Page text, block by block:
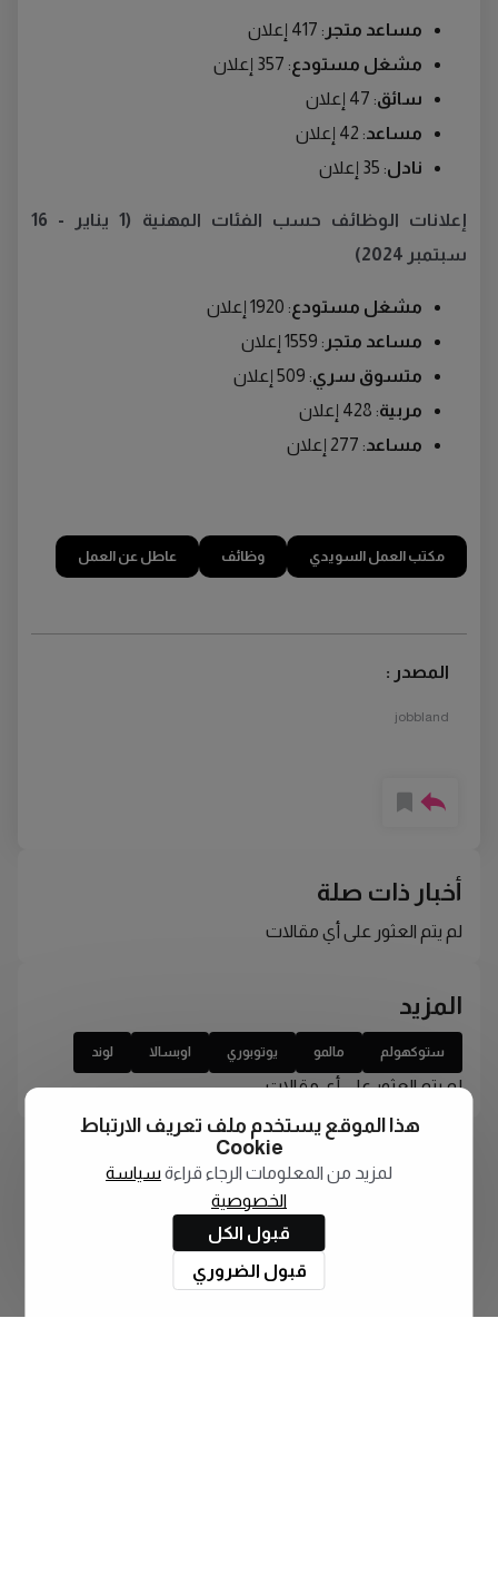
مساعد متجر : 417 إعلان
مشغل مستودع: 357 إعلان
سائق: 47 إعلان
مساعد: 42 إعلان
نادل: 35 إعلان
إعلانات الوظائف حسب الفئات المهنية (1 يناير - 16
سبتمبر 2024)
مشغل مستودع: 1920 إعلان
مساعد متجر : 1559 إعلان
متسوق سري: 509 إعلان
مربية: 428 إعلان
مساعد: 277 إعلان
مكتب العمل السويدي وظائف عاطل عن العمل
المصدر :
jobbland
أخبار ذات صلة
لم يتم العثور على أي مقالات
المزيد
ستوكهولم مالمو يوتوبوري اوبسالا لوند
لم يتم العثور على أي مقالات
هذا الموقع يستخدم ملف تعريف الارتباط
Cookie
لمزيد من المعلومات الرجاء قراءة سياسة
الخصوصية
قبول الكل
قبول الضروري